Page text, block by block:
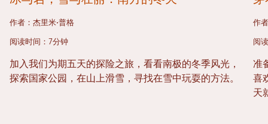
作者：杰里米·普格
阅读时间：7分钟
加入我们为期五天的探险之旅，看看南极的冬季风光，
探索国家公园，在山上滑雪，寻找在雪中玩耍的方法。
作
阅
准
喜
天